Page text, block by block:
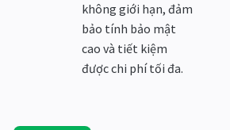
không giới hạn, đảm
bảo tính bảo mật
cao và tiết kiệm
được chi phí tối đa.